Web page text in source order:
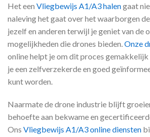
Het een Vliegbewijs A1/A3 halengaat
naleving het gaat over het waarborgen
jezelf en anderen terwijl je geniet van de
mogelijkheden die drones bieden. Onze
online helpt je om dit proces
je een zelfverzekerde en goed
kunt worden.
Naarmate de drone industrie blijft
behoefte aan bekwame en
Ons Vliegbewijs A1/A3 online diensten